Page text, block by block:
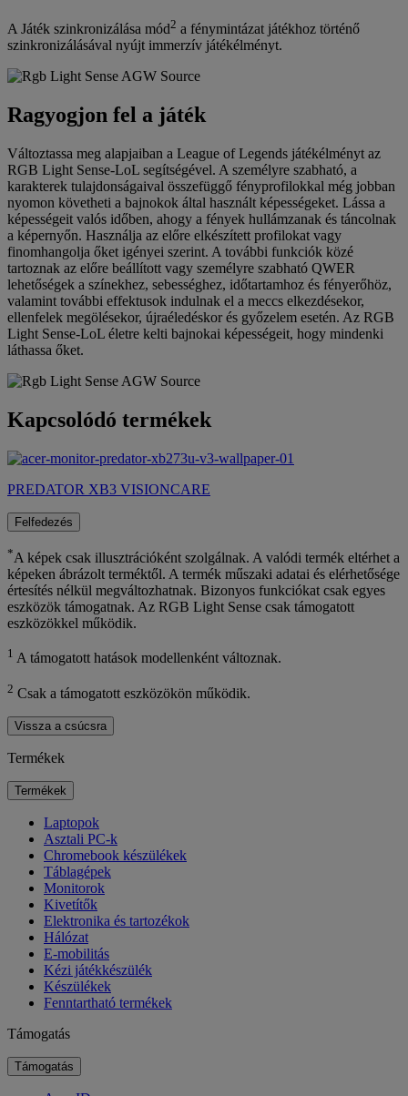
A Játék szinkronizálása mód2 a fénymintázat játékhoz történő
szinkronizálásával nyújt immerzív játékélményt.
Ragyogjon fel a játék
Változtassa meg alapjaiban a League of Legends játékélményt az
RGB Light Sense-LoL segítségével. A személyre szabható, a
karakterek tulajdonságaival összefüggő fényprofilokkal még jobban
nyomon követheti a bajnokok által használt képességeket. Lássa a
képességeit valós időben, ahogy a fények hullámzanak és táncolnak
a képernyőn. Használja az előre elkészített profilokat vagy
finomhangolja őket igényei szerint. A további funkciók közé
tartoznak az előre beállított vagy személyre szabható QWER
lehetőségek a színekhez, sebességhez, időtartamhoz és fényerőhöz,
valamint további effektusok indulnak el a meccs elkezdésekor,
ellenfelek megölésekor, újraéledéskor és győzelem esetén. Az RGB
Light Sense-LoL életre kelti bajnokai képességeit, hogy mindenki
láthassa őket.
Kapcsolódó termékek
PREDATOR XB3 VISIONCARE
Felfedezés
*A képek csak illusztrációként szolgálnak. A valódi termék eltérhet a
képeken ábrázolt terméktől. A termék műszaki adatai és elérhetősége
értesítés nélkül megváltozhatnak. Bizonyos funkciókat csak egyes
eszközök támogatnak. Az RGB Light Sense csak támogatott
eszközökkel működik.
1 A támogatott hatások modellenként változnak.
2 Csak a támogatott eszközökön működik.
Vissza a csúcsra
Termékek
Termékek
Laptopok
Asztali PC-k
Chromebook készülékek
Táblagépek
Monitorok
Kivetítők
Elektronika és tartozékok
Hálózat
E-mobilitás
Kézi játékkészülék
Készülékek
Fenntartható termékek
Támogatás
Támogatás